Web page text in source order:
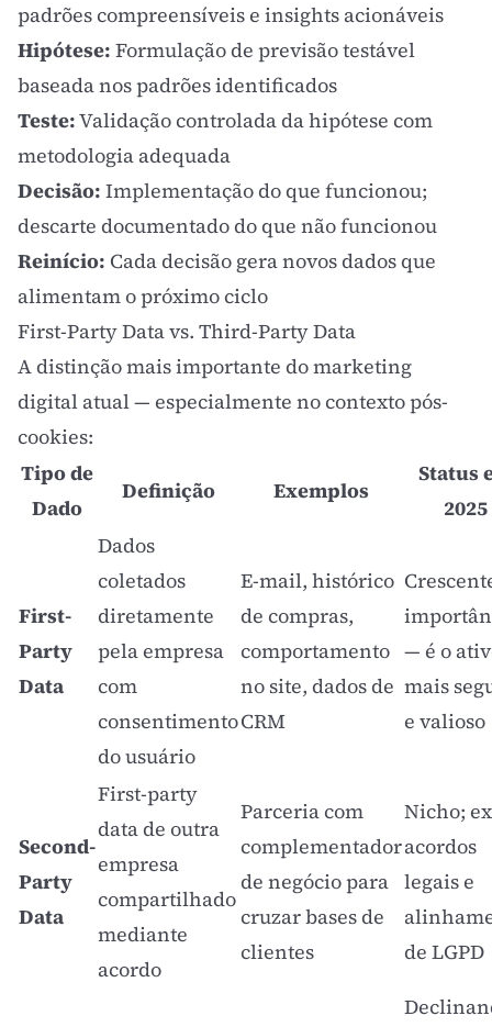
padrões compreensíveis e insights acionáveis
Hipótese: Formulação de previsão testável
baseada nos padrões identificados
Teste:Validação controlada da hipótese com
metodologia adequada
Decisão: Implementação do que funcionou;
descarte documentado do que não funcionou
Reinício: Cada decisão gera novos dados que
alimentam o próximo ciclo
First-Party Data vs. Third-Party Data
A distinção mais importante domarketing
digital atual — especialmente no contexto pós-
cookies:
Tipo de
Dado
Definição Exemplos
Status
2025
First-
Party
Data
Dados
coletados
diretamente
pela empresa
com
consentimento
do usuário
E-mail, histórico
de compras,
comportamento
no site, dados de
CRM
— é o
mais
e valioso
Second-
Party
Data
First-party
data de outra
empresa
compartilhado
mediante
acordo
Parceria com
complementador
de negócio para
cruzar bases de
clientes
Nicho;
acordos
legais e
de LGPD